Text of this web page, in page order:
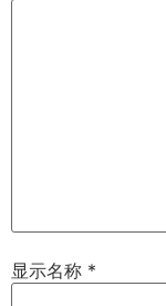
显示名称 *